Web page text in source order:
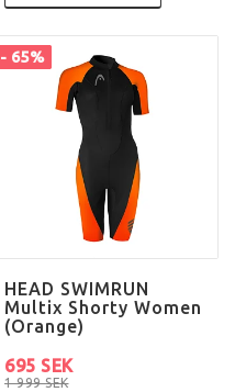
- 65%
HEAD SWIMRUN
Multix Shorty Women
(Orange)
1 999 SEK
695 SEK